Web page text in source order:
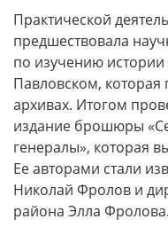
Практической
предшествовала
по изучению
Павловском,
архивах. Итогом
издание брошюры
генералы», которая
Ее авторами стали
Николай Фролов и
района Элла